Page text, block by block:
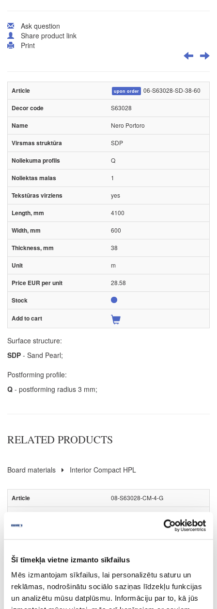
Šī tīmekļa vietne izmanto sīkfailus
Mēs izmantojam sīkfailus, lai personalizētu saturu un
reklāmas, nodrošinātu sociālo saziņas līdzekļu funkcijas
un analizētu mūsu datplūsmu. Informāciju par to, kā jūs
Ask question
Share product link
Print
upon order 06-S63028-SD-38-60
S63028
Nero Portoro
SDP
Q
1
yes
4100
600
38
m
28.58
Surface structure:
SDP - Sand Pearl;
Postforming profile:
Q - postforming radius 3 mm;
RELATED PRODUCTS
Board materials Interior Compact HPL
08-S63028-CM-4-G
Nero Portoro (black core)
4100
647